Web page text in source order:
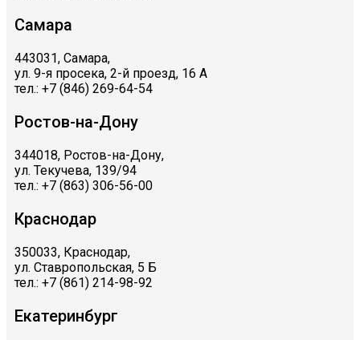
Самара
443031, Самара,
ул. 9-я просека, 2-й проезд, 16 А
тел.: +7 (846) 269-64-54
Ростов-на-Дону
344018, Ростов-на-Дону,
ул. Текучева, 139/94
тел.: +7 (863) 306-56-00
Краснодар
350033, Краснодар,
ул. Ставропольская, 5 Б
тел.: +7 (861) 214-98-92
Екатеринбург